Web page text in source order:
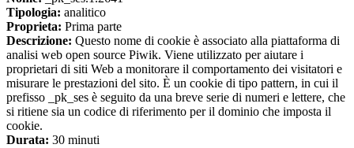
Tipologia: analitico
Proprieta: Prima parte
Descrizione: Questo nome di cookie è associato alla piattaforma di
analisi web open source Piwik. Viene utilizzato per aiutare i
proprietari di siti Web a monitorare il comportamento dei visitatori e
misurare le prestazioni del sito. È un cookie di tipo pattern, in cui il
prefisso _pk_ses è seguito da una breve serie di numeri e lettere, che
si ritiene sia un codice di riferimento per il dominio che imposta il
cookie.
Durata: 30 minuti